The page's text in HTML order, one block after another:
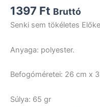
1397 Ft Bruttó
Senki sem tökéletes Előke
Anyaga: polyester.
Befogóméretei: 26 cm x
Súlya: 65 gr